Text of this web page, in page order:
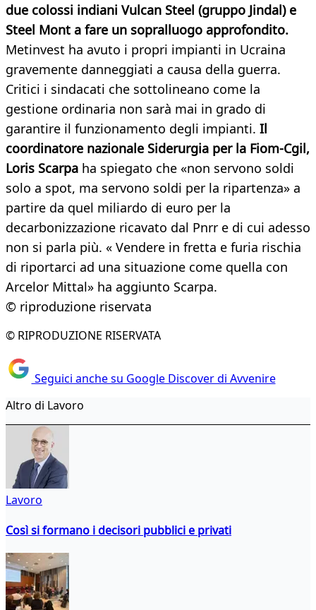
due colossi indiani Vulcan Steel (gruppo Jindal) e
Steel Mont a fare un sopralluogo approfondito.
Metinvest ha avuto i propri impianti in Ucraina
gravemente danneggiati a causa della guerra.
Critici i sindacati che sottolineano come la
gestione ordinaria non sarà mai in grado di
garantire il funzionamento degli impianti. Il
coordinatore nazionale Siderurgia per la Fiom-Cgil,
Loris Scarpa ha spiegato che «non servono soldi
solo a spot, ma servono soldi per la ripartenza» a
partire da quel miliardo di euro per la
decarbonizzazione ricavato dal Pnrr e di cui adesso
non si parla più. « Vendere in fretta e furia rischia
di riportarci ad una situazione come quella con
Arcelor Mittal» ha aggiunto Scarpa.
© riproduzione riservata
© RIPRODUZIONE RISERVATA
Seguici anche su Google Discover di Avvenire
Altro di Lavoro
Lavoro
Così si formano i decisori pubblici e privati